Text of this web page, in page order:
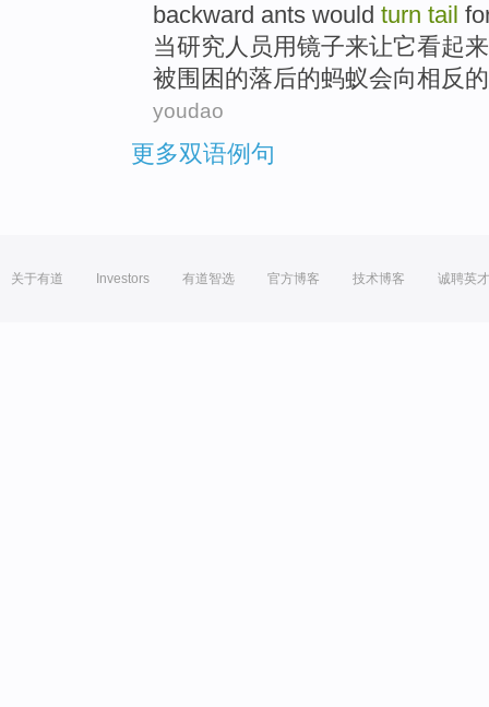
backward ants would turn tail
当研究人员用镜子来让它看起来
被围困 的落后的蚂蚁会向相反
youdao
更多双语例句
关于有道 Investors 有道智选 官方博客 技术博客 诚聘英才